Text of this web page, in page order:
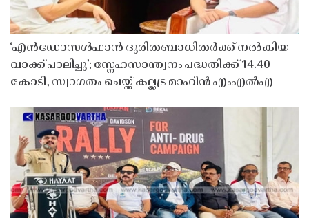
‘എൻഡോസൾഫാൻ ദുരിതബാധിതർക്ക് നൽകിയ
വാക്ക് പാലിച്ചു’; സ്നേഹസാന്ത്വനം പദ്ധതിക്ക് 14.40
കോടി, സ്വാഗതം ചെയ്ത് കല്ലട്ര മാഹിൻ എംഎൽഎ